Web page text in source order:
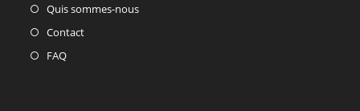
Quis sommes-nous
Contact
FAQ